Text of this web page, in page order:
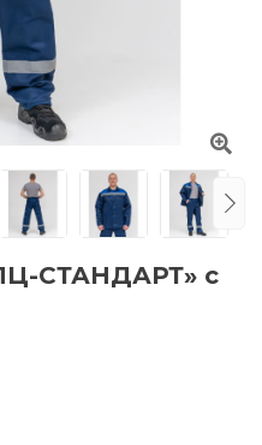
СТАНДАРТ» с